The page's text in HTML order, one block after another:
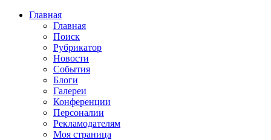
Skip to main content
Главная
Главная
Поиск
Рубрикатор
Новости
События
Блоги
Галереи
Конференции
Персоналии
Рекламодателям
Моя страница